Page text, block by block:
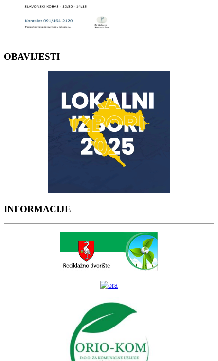
OBAVIJESTI
INFORMACIJE